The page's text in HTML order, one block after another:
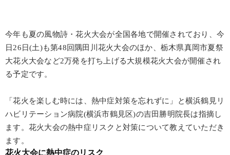
今年も夏の風物詩・花火大会が全国各地で開催されており、今
日26日(土)も第48回隅田川花火大会のほか、栃木県真岡市夏祭
大花火大会など2万発を打ち上げる大規模花火大会が開催され
る予定です。
「花火を楽しむ時には、熱中症対策を忘れずに」と横浜鶴見リ
ハビリテーション病院(横浜市鶴見区)の吉田勝明院長は指摘し
ます。花火大会の熱中症リスクと対策について教えていただき
ます。
花火大会に熱中症のリスク